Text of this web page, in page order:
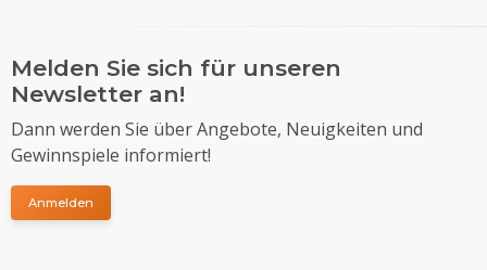
Melden Sie sich für unseren
Newsletter an!
Dann werden Sie über Angebote, Neuigkeiten und
Gewinnspiele informiert!
Anmelden